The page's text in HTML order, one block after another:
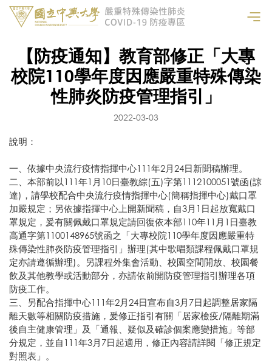
【防疫通知】教育部修正「大專
校院110學年度因應嚴重特殊傳染
性肺炎防疫管理指引」
2022-03-03
說明：
一、依據中央流行疫情指揮中心111年2月24日新聞稿辦理。
二、本部前以111年1月10日臺教綜(五)字第1112100051號函(諒
達)，請學校配合中央流行疫情指揮中心(簡稱指揮中心)戴口罩
加嚴規定；另依據指揮中心上開新聞稿，自3月1日起放寬戴口
罩規定，爰有關佩戴口罩規定請回復依本部110年11月1日臺教
高通字第1100148965號函之「大專校院110學年度因應嚴重特
殊傳染性肺炎防疫管理指引」辦理(其中歌唱類課程佩戴口罩規
定亦請遵循辦理)。另課程外集會活動、校園空間開放、校園餐
飲及其他教學或活動部分，亦請依前開防疫管理指引辦理各項
防疫工作。
三、另配合指揮中心111年2月24日宣布自3月7日起調整居家隔
離天數等相關防疫措施，爰修正指引有關「居家檢疫/隔離期滿
後自主健康管理」及「通報、疑似及確診個案應變措施」等部
分規定，並自111年3月7日起適用，修正內容請詳閱「修正規定
對照表」。